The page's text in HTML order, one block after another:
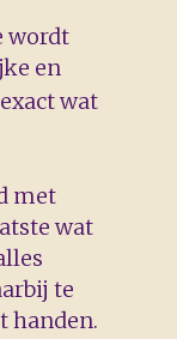
wordt
en
wat
met
wat
te
handen.
de
uitvaart
Onze nazorg
Asbestemming
grafmonument